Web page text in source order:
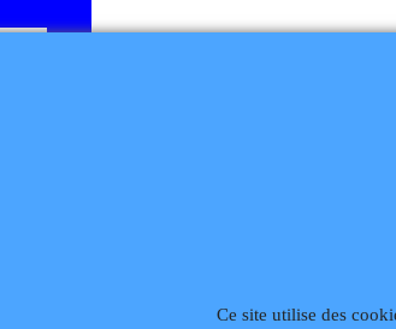
02 99 868 868 Fax 02 99 868
Ce site utilise des